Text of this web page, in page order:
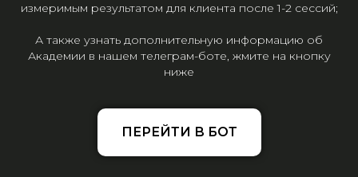
измеримым результатом для клиента после 1-2 сессий;
А также узнать дополнительную информацию об
Академии в нашем телеграм-боте, жмите на кнопку
ниже
ПЕРЕЙТИ В БОТ